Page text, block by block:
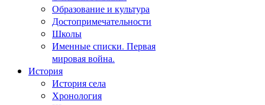
Образование и культура
Достопримечательности
Школы
Именные списки. Первая
мировая война.
История
История села
Хронология